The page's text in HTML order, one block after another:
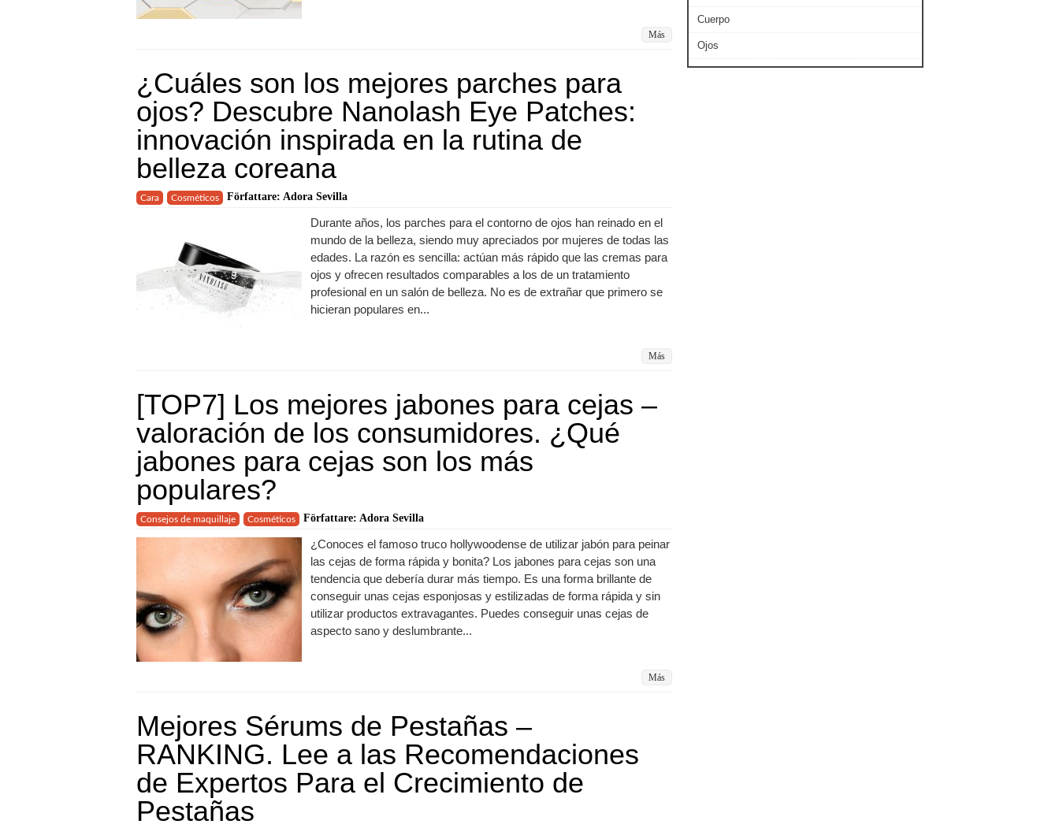
Más
¿Cuáles son los mejores parches para
ojos? Descubre Nanolash Eye Patches:
innovación inspirada en la rutina de
belleza coreana
Cara Cosméticos Författare: Adora Sevilla
Durante años, los parches para el contorno de ojos han reinado en el
mundo de la belleza, siendo muy apreciados por mujeres de todas las
edades. La razón es sencilla: actúan más rápido que las cremas para
ojos y ofrecen resultados comparables a los de un tratamiento
profesional en un salón de belleza. No es de extrañar que primero se
hicieran populares en...
Más
[TOP7] Los mejores jabones para cejas –
valoración de los consumidores. ¿Qué
jabones para cejas son los más
populares?
Consejos de maquillaje Cosméticos Författare: Adora Sevilla
¿Conoces el famoso truco hollywoodense de utilizar jabón para peinar
las cejas de forma rápida y bonita? Los jabones para cejas son una
tendencia que debería durar más tiempo. Es una forma brillante de
conseguir unas cejas esponjosas y estilizadas de forma rápida y sin
utilizar productos extravagantes. Puedes conseguir unas cejas de
aspecto sano y deslumbrante...
Más
Mejores Sérums de Pestañas –
RANKING. Lee a las Recomendaciones
de Expertos Para el Crecimiento de
Pestañas
Cuerpo
Ojos